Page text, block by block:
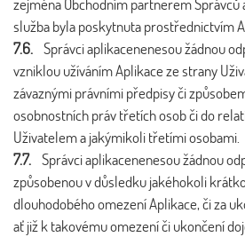
služba byla poskytnuta prostřednictvím
7.6. Správci aplikacenenesou žádnou
vzniklou užíváním Aplikace ze strany
závaznými právními předpisy či
osobnostních práv třetích osob či do
Uživatelem a jakýmikoli třetími osobami.
7.7. Správci aplikacenenesou žádnou
způsobenou v důsledku jakéhokoli
dlouhodobého omezení Aplikace, či za
ať již k takovému omezení či ukončení